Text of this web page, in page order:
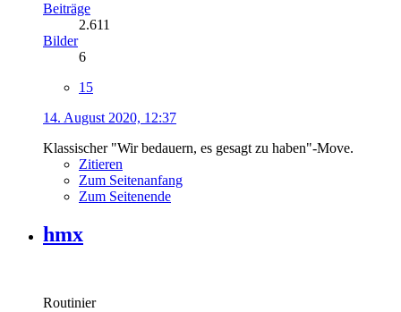
Beiträge
2.611
Bilder
6
15
14. August 2020, 12:37
Klassischer "Wir bedauern, es gesagt zu haben"-Move.
Zitieren
Zum Seitenanfang
Zum Seitenende
hmx
Routinier